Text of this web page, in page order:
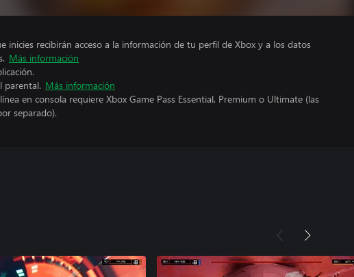
inicies recibirán acceso a la información de tu perfil de Xbox y a los datos
Más información
parental. Más información
en consola requiere Xbox Game Pass Essential, Premium o Ultimate (las
separado).